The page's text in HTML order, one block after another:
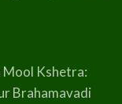
Mool Kshetra:
Brahamavadi